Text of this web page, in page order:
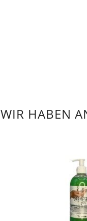
WIR HABEN